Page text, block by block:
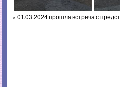
« 01.03.2024 прошла встреча с